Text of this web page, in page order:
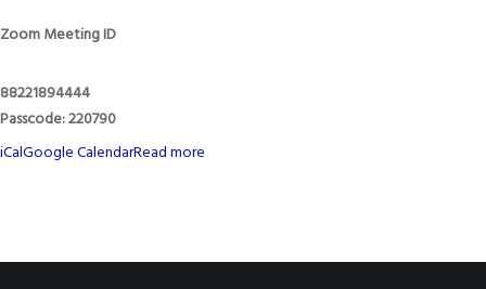
Zoom Meeting ID
88221894444
Passcode: 220790
iCalGoogle CalendarRead more